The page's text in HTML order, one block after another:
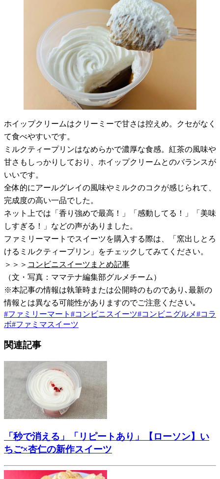
ホイップクリームはクリーミーで甘さは控えめ。クセがなく
て食べやすいです。
ミルクティープリンはなめらかで濃厚な食感。紅茶の風味や
甘さもしっかりしており、ホイップクリームとのバランスが
いいです。
全体的にアールグレイの風味やミルクのコクが感じられて、
完成度の高い一品でした。
ネット上では「香り強めで最高！」「感動してる！」「美味
しすぎる！」などの声がありました。
ファミリーマートでスイーツを購入する際は、「窯出しとろ
けるミルクティープリン」をチェックしてみてください。
＞＞＞ コンビニスイーツまとめ記事
（文・写真：ママテナ編集部グルメチーム）
※本記事の情報は執筆時または公開時のものであり､最新の
情報とは異なる可能性がありますのでご注意ください｡
#ファミリーマート #コンビニスイーツ#コンビニグルメ#コラ
ボ#ファミマスイーツ
関連記事
「秒で消える」「リピートあり」【ローソン】い
ちご×杏仁の新作スイーツ